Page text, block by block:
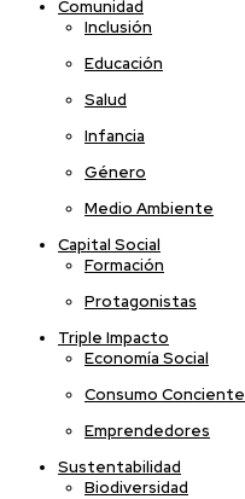
Comunidad
Inclusión
Educación
Salud
Infancia
Género
Medio Ambiente
Capital Social
Formación
Protagonistas
Triple Impacto
Economía Social
Consumo Conciente
Emprendedores
Sustentabilidad
Biodiversidad